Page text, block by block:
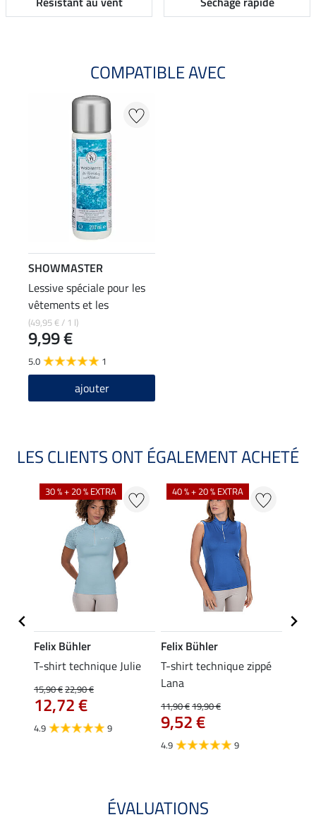
COMPATIBLE AVEC
SHOWMASTER
Lessive spéciale pour les
vêtements et les
pantalons d'équitation
(49,95 € / 1 l)
9,99 €
5.0 1
ajouter
LES CLIENTS ONT ÉGALEMENT ACHETÉ
30 % + 20 % EXTRA
Felix Bühler
T-shirt technique Julie
15,90 €22,90 €
12,72 €
4.9 9
40 % + 20 % EXTRA
Felix Bühler
T-shirt technique zippé
Lana
11,90 €19,90 €
9,52 €
4.9 9
ÉVALUATIONS